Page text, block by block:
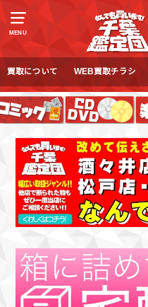
MENU
買取について WEB買取チラシ